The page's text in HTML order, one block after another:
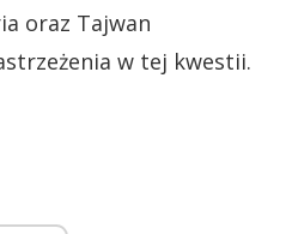
oraz Tajwan
w tej kwestii.